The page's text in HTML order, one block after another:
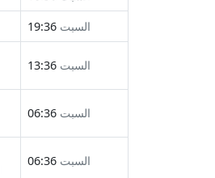
السبت 19:36
السبت 13:36
السبت 06:36
السبت 06:36